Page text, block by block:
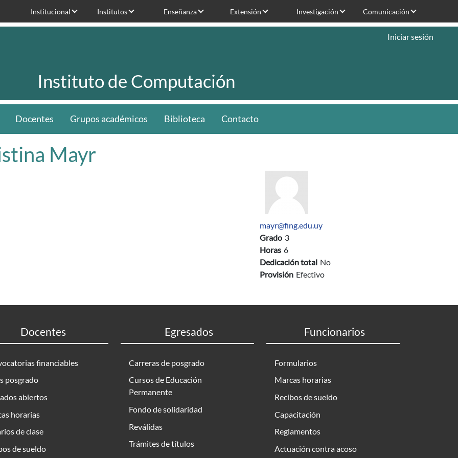
Institucional Institutos Enseñanza Extensión Investigación Comunicación
Instituto de Computación
Iniciar sesión
Docentes Grupos académicos Biblioteca Contacto
Mayr
mayr@fing.edu.uy
Grado 3
Horas 6
Dedicación total No
Provisión Efectivo
Docentes
financiables
posgrado
abiertos
horarias
de clase
de sueldo
Egresados
Carreras de posgrado
Cursos de Educación
Permanente
Fondo de solidaridad
Reválidas
Trámites de títulos
Funcionarios
Formularios
Marcas horarias
Recibos de sueldo
Capacitación
Reglamentos
Actuación contra acoso